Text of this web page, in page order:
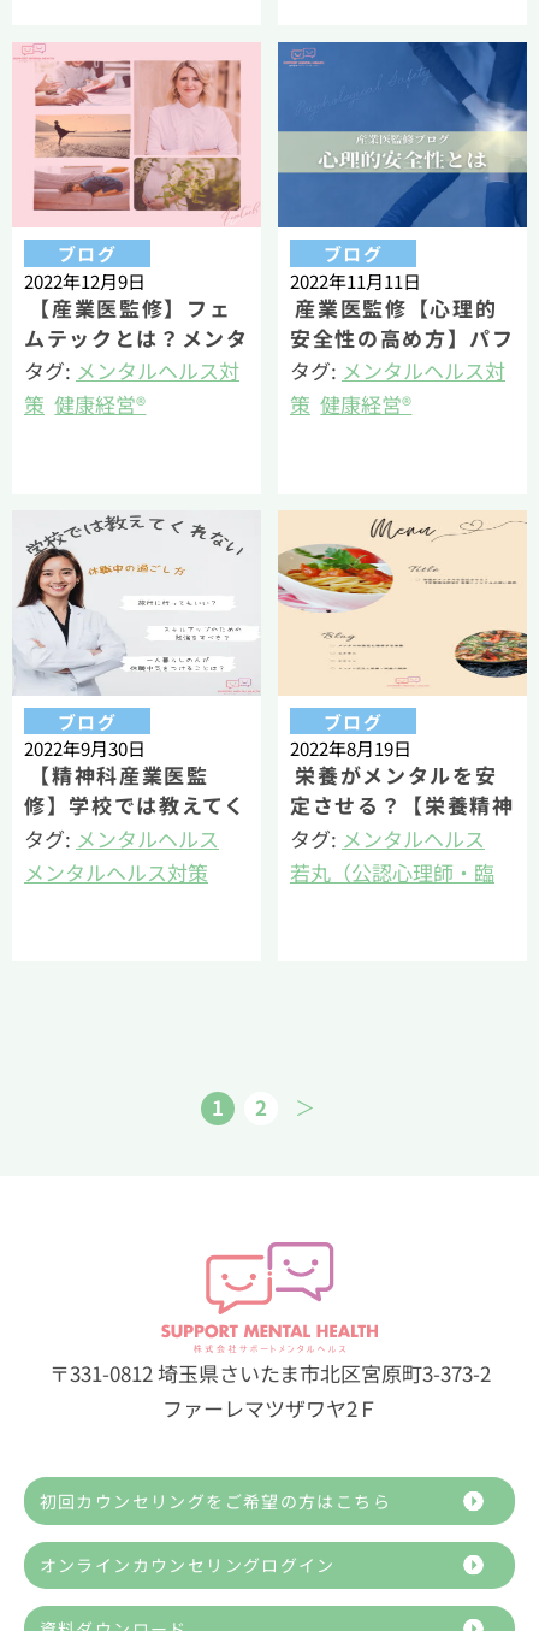
床心理士・健康経営エ
キスパートアドバイザ
ー）
若丸（公認心理師・臨
床心理士・健康経営エ
キスパートアドバイザ
ー）
ブログ
2022年12月9日
【産業医監修】フェ
ムテックとは？メンタ
ルヘルス専門職が簡単
に解説！
タグ: メンタルヘルス対
策 健康経営®
キスパートアドバイザ
ー）
ブログ
2022年11月11日
産業医監修【心理的
安全性の高め方】パフ
ォーマンスが高まるリ
ーダーシップ
タグ: メンタルヘルス対
策 健康経営®
床心理士・健康経営エ
キスパートアドバイザ
ー）
ブログ
2022年9月30日
【精神科産業医監
修】学校では教えてく
れない休職中の過ごし
方
タグ: メンタルヘルス
メンタルヘルス対策
ブログ
2022年8月19日
栄養がメンタルを安
定させる？【栄養精神
医学】食事とメンタル
の深い関係
タグ: メンタルヘルス
若丸（公認心理師・臨
1 2 ＞
〒331-0812 埼玉県さいたま市北区宮原町3-373-2
ファーレマツザワヤ2Ｆ
初回カウンセリングをご希望の方はこちら
オンラインカウンセリングログイン